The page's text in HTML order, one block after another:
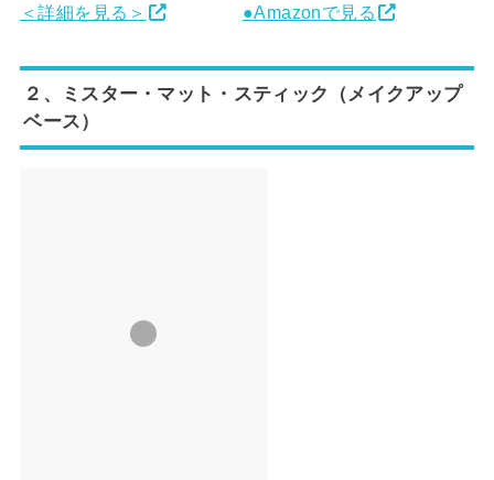
＜詳細を見る＞ ●Amazonで見る
２、ミスター・マット・スティック（メイクアップ
ベース）